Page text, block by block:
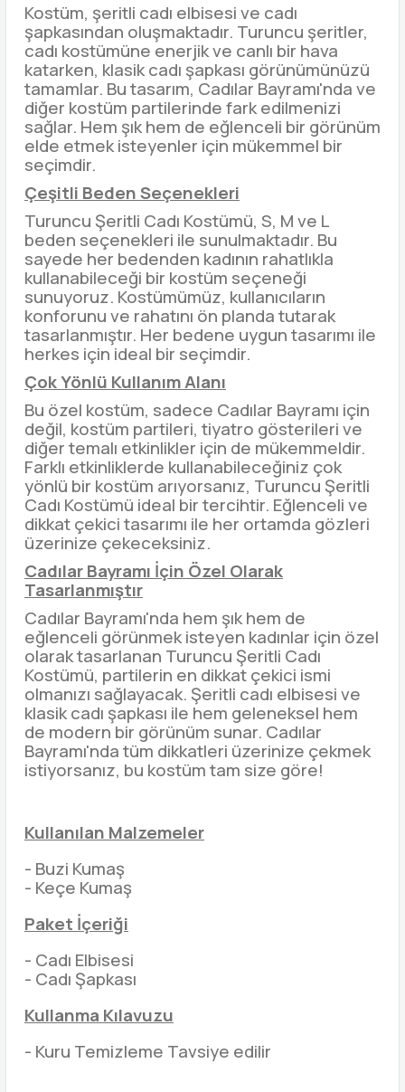
Kostüm, şeritli cadı elbisesi ve cadı
şapkasından oluşmaktadır. Turuncu şeritler,
cadı kostümüne enerjik ve canlı bir hava
katarken, klasik cadı şapkası görünümünüzü
tamamlar. Bu tasarım, Cadılar Bayramı'nda ve
diğer kostüm partilerinde fark edilmenizi
sağlar. Hem şık hem de eğlenceli bir görünüm
elde etmek isteyenler için mükemmel bir
seçimdir.
Çeşitli Beden Seçenekleri
Turuncu Şeritli Cadı Kostümü, S, M ve L
beden seçenekleri ile sunulmaktadır. Bu
sayede her bedenden kadının rahatlıkla
kullanabileceği bir kostüm seçeneği
sunuyoruz. Kostümümüz, kullanıcıların
konforunu ve rahatını ön planda tutarak
tasarlanmıştır. Her bedene uygun tasarımı ile
herkes için ideal bir seçimdir.
Çok Yönlü Kullanım Alanı
Bu özel kostüm, sadece Cadılar Bayramı için
değil, kostüm partileri, tiyatro gösterileri ve
diğer temalı etkinlikler için de mükemmeldir.
Farklı etkinliklerde kullanabileceğiniz çok
yönlü bir kostüm arıyorsanız, Turuncu Şeritli
Cadı Kostümü ideal bir tercihtir. Eğlenceli ve
dikkat çekici tasarımı ile her ortamda gözleri
üzerinize çekeceksiniz.
Cadılar Bayramı İçin Özel Olarak
Tasarlanmıştır
Cadılar Bayramı'nda hem şık hem de
eğlenceli görünmek isteyen kadınlar için özel
olarak tasarlanan Turuncu Şeritli Cadı
Kostümü, partilerin en dikkat çekici ismi
olmanızı sağlayacak. Şeritli cadı elbisesi ve
klasik cadı şapkası ile hem geleneksel hem
de modern bir görünüm sunar. Cadılar
Bayramı'nda tüm dikkatleri üzerinize çekmek
istiyorsanız, bu kostüm tam size göre!
Kullanılan Malzemeler
- Buzi Kumaş
- Keçe Kumaş
Paket İçeriği
- Cadı Elbisesi
- Cadı Şapkası
Kullanma Kılavuzu
- Kuru Temizleme Tavsiye edilir